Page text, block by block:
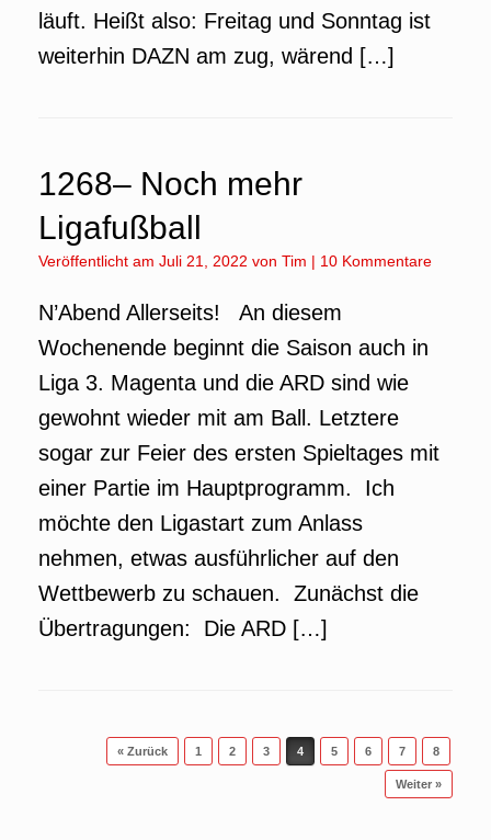
läuft. Heißt also: Freitag und Sonntag ist
weiterhin DAZN am zug, wärend […]
1268– Noch mehr
Ligafußball
Veröffentlicht am Juli 21, 2022 von Tim | 10 Kommentare
N’Abend Allerseits! An diesem
Wochenende beginnt die Saison auch in
Liga 3. Magenta und die ARD sind wie
gewohnt wieder mit am Ball. Letztere
sogar zur Feier des ersten Spieltages mit
einer Partie im Hauptprogramm. Ich
möchte den Ligastart zum Anlass
nehmen, etwas ausführlicher auf den
Wettbewerb zu schauen. Zunächst die
Übertragungen: Die ARD […]
Beitragsnavigation
« Zurück 1 2 3 4 5 6 7 8
Weiter »